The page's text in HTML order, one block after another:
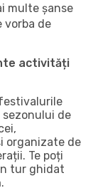
multe șanse
vorba de
activități
sezonului de
organizate de
Te poți
tur ghidat